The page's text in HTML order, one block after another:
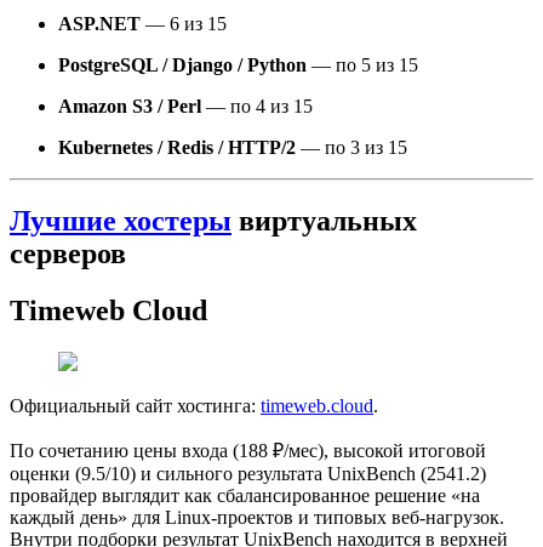
ASP.NET — 6 из 15
PostgreSQL / Django / Python — по 5 из 15
Amazon S3 / Perl — по 4 из 15
Kubernetes / Redis / HTTP/2 — по 3 из 15
Лучшие хостеры виртуальных
серверов
Timeweb Cloud
Официальный сайт хостинга: timeweb.cloud.
По сочетанию цены входа (188 ₽/мес), высокой итоговой
оценки (9.5/10) и сильного результата UnixBench (2541.2)
провайдер выглядит как сбалансированное решение «на
каждый день» для Linux-проектов и типовых веб-нагрузок.
Внутри подборки результат UnixBench находится в верхней